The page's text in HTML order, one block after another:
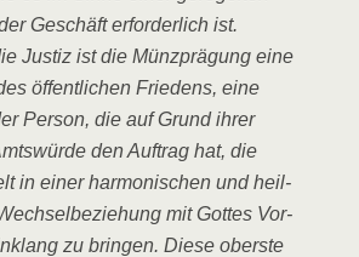
Geschäft erfor­der­lich ist.
Jus­tiz ist die Münz­prä­gung eine
öffent­li­chen Frie­dens, eine
Per­son, die auf Grund ihrer
den Auf­trag hat, die
in einer har­mo­ni­schen und heil­
mit Got­tes Vor­
zu brin­gen. Die­se obers­te